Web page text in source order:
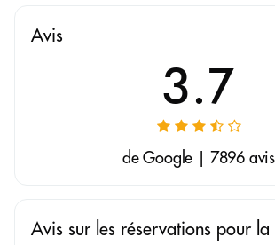
Avis
3.7
de Google | 7896 avis
Avis sur les réservations pour